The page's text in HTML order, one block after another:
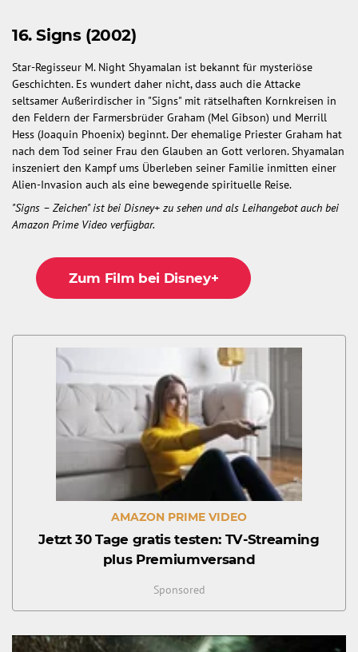
16. Signs (2002)
Star-Regisseur M. Night Shyamalan ist bekannt für mysteriöse
Geschichten. Es wundert daher nicht, dass auch die Attacke
seltsamer Außerirdischer in "Signs" mit rätselhaften Kornkreisen in
den Feldern der Farmersbrüder Graham (Mel Gibson) und Merrill
Hess (Joaquin Phoenix) beginnt. Der ehemalige Priester Graham hat
nach dem Tod seiner Frau den Glauben an Gott verloren. Shyamalan
inszeniert den Kampf ums Überleben seiner Familie inmitten einer
Alien-Invasion auch als eine bewegende spirituelle Reise.
"Signs – Zeichen" ist bei Disney+ zu sehen und als Leihangebot auch bei
Amazon Prime Video verfügbar.
Zum Film bei Disney+
AMAZON PRIME VIDEO
Jetzt 30 Tage gratis testen: TV-Streaming
plus Premiumversand
Sponsored